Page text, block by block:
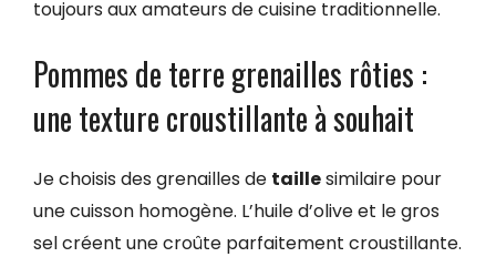
toujours aux amateurs de cuisine traditionnelle.
Pommes de terre grenailles rôties :
une texture croustillante à souhait
Je choisis des grenailles de taillesimilaire pour
une cuisson homogène. L’huile d’olive et le gros
sel créent une croûte parfaitement croustillante.